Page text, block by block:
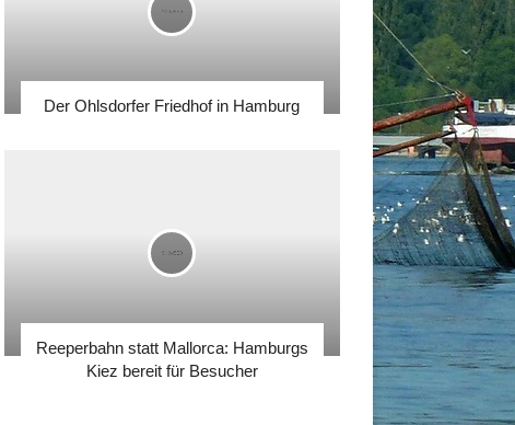
Der Ohlsdorfer Friedhof in Hamburg
Reeperbahn statt Mallorca: Hamburgs
Kiez bereit für Besucher